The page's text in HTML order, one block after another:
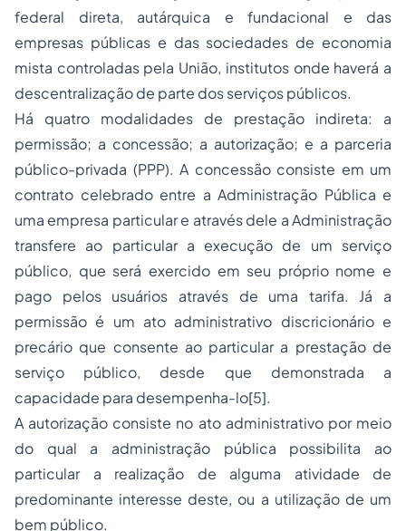
federal direta, autárquica e fundacional e das
empresas públicas e das sociedades de economia
mista controladas pela União, institutos onde haverá a
descentralização de parte dos serviços públicos.
Há quatro modalidades de prestação indireta: a
permissão; a concessão; a autorização; e a parceria
público-privada (PPP). A concessão consiste em um
contrato celebrado entre a Administração Pública e
uma empresa particular e através dele a Administração
transfere ao particular a execução de um serviço
público, que será exercido em seu próprio nome e
pago pelos usuários através de uma tarifa. Já a
permissão é um ato administrativo discricionário e
precário que consente ao particular a prestação de
serviço público, desde que demonstrada a
capacidade para desempenha-lo[5].
A autorização consiste no ato administrativo por meio
do qual a administração pública possibilita ao
particular a realização de alguma atividade de
predominante interesse deste, ou a utilização de um
bem público.